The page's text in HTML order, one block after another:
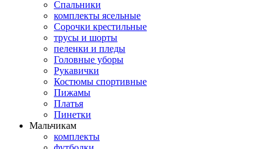
Спальники
комплекты ясельные
Сорочки крестильные
трусы и шорты
пеленки и пледы
Головные уборы
Рукавички
Костюмы спортивные
Пижамы
Платья
Пинетки
Мальчикам
комплекты